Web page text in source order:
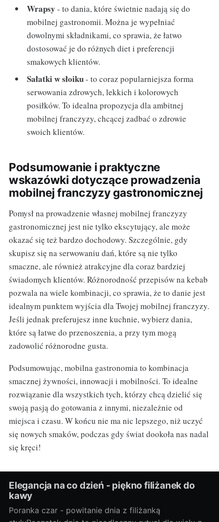
Wrapsy - to dania, które świetnie nadają się do
mobilnej gastronomii. Można je wypełniać
dowolnymi składnikami, co sprawia, że łatwo
dostosować je do różnych diet i preferencji
smakowych klientów.
Sałatki w słoiku- to coraz popularniejsza forma
serwowania zdrowych, lekkich i kolorowych
posiłków. To idealna propozycja dla ambitnej
mobilnej franczyzy, chcącej zadbać o zdrowie
swoich klientów.
Podsumowanie i praktyczne
wskazówki dotyczące prowadzenia
mobilnej franczyzy gastronomicznej
Pomysł na prowadzenie własnej mobilnej franczyzy
gastronomicznej jest nie tylko ekscytujący, ale może
okazać się też bardzo dochodowy. Szczególnie, gdy
skupisz się na serwowaniu dań, które są nie tylko
smaczne, ale również atrakcyjne dla coraz bardziej
świadomych klientów. Różnorodność przepisów na kebab
pozwala na wiele kombinacji, co sprawia, że to danie jest
idealnym punktem wyjścia dla Twojej mobilnej franczyzy.
Jeśli jednak preferujesz inne kuchnie, wybierz dania,
które są łatwe do przenoszenia, a przy tym mogą
zadowolić różnorodne gusta.
Podsumowując, mobilna gastronomia to kombinacja
smacznej żywności, innowacji i mobilności. To idealne
rozwiązanie dla wszystkich tych, którzy chcą dzielić się
swoją pasją do gotowania z innymi, niezależnie od
miejsca i czasu. W końcu nie ma nic lepszego, niż uczyć
się nowych smaków, podczas gdy świat dookoła nas nadal
się kręci!
Elegancja na co dzień - piękno filiżanek do
kawy
Poranka czar - powitanie dnia z filiżanką